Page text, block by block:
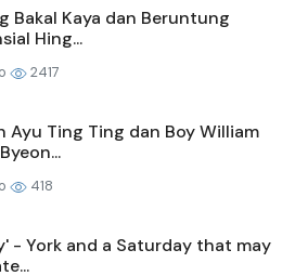
Bakal Kaya dan Beruntung
Hing...
2417
Ayu Ting Ting dan Boy William
418
- York and a Saturday that may